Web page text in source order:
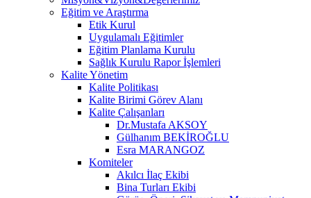
Eğitim ve Araştırma
Etik Kurul
Uygulamalı Eğitimler
Eğitim Planlama Kurulu
Sağlık Kurulu Rapor İşlemleri
Kalite Yönetim
Kalite Politikası
Kalite Birimi Görev Alanı
Kalite Çalışanları
Dr.Mustafa AKSOY
Gülhanım BEKİROĞLU
Esra MARANGOZ
Komiteler
Akılcı İlaç Ekibi
Bina Turları Ekibi